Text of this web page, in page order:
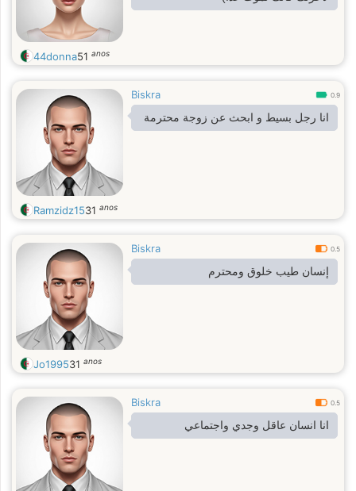
44donna51 anos
Biskra 0.9
انا رجل بسيط و ابحث عن زوجة محترمة
Ramzidz1531 anos
Biskra 0.5
إنسان طيب خلوق ومحترم
Jo199531 anos
Biskra 0.5
انا انسان عاقل وجدي واجتماعي